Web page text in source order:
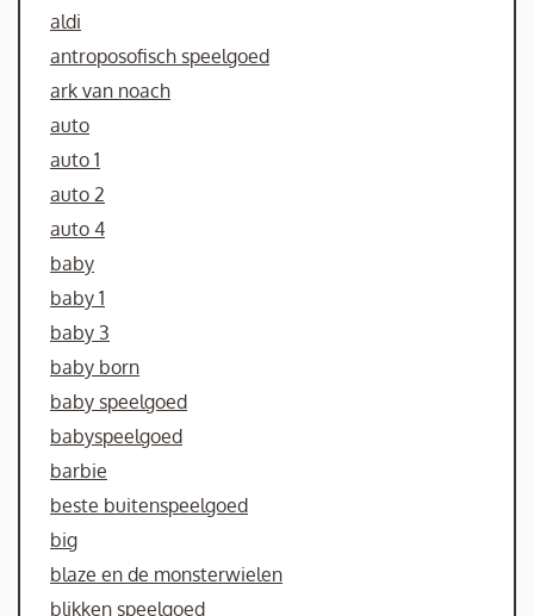
aldi
antroposofisch speelgoed
ark van noach
auto
auto 1
auto 2
auto 4
baby
baby 1
baby 3
baby born
baby speelgoed
babyspeelgoed
barbie
beste buitenspeelgoed
big
blaze en de monsterwielen
blikken speelgoed